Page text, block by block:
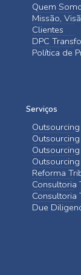
Quem
Missão,
Clientes
DPC
Política de
Serviços
Reforma
Consultoria
Consultoria
Due